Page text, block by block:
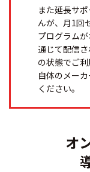
また延長サ
んが、月1回
プログラム
通じて配信
の状態でご
自体のメー
ください。
オ